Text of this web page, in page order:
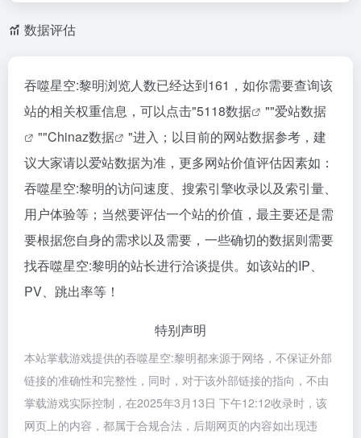
数据评估
吞噬星空:黎明浏览人数已经达到161，如你需要查询该
站的相关权重信息，可以点击"5118数据 ""爱站数据
""Chinaz数据
"进入；以目前的网站数据参考，建
议大家请以爱站数据为准，更多网站价值评估因素如：
吞噬星空:黎明的访问速度、搜索引擎收录以及索引量、
用户体验等；当然要评估一个站的价值，最主要还是需
要根据您自身的需求以及需要，一些确切的数据则需要
找吞噬星空:黎明的站长进行洽谈提供。如该站的IP、
PV、跳出率等！
特别声明
本站掌载游戏提供的吞噬星空:黎明都来源于网络，不保证外部
链接的准确性和完整性，同时，对于该外部链接的指向，不由
掌载游戏实际控制，在2025年3月13日 下午12:12收录时，该
网页上的内容，都属于合规合法，后期网页的内容如出现违